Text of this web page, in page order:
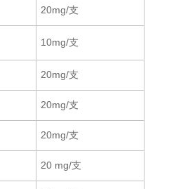
20mg/支
10mg/支
20mg/支
20mg/支
20mg/支
20 mg/支